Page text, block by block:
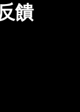
饋